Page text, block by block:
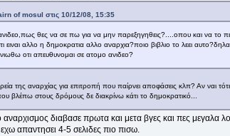
of mosul στις 10/12/08, 15:35
θες να σε πω για να μην παρεξηγηθεις?....οπου και να το
ειναι αλλο η δημοκρατια αλλο αναρχια?ποιο βιβλιο το λεει
οτι απευθυνομαι σε ατομο ανιδεο?
της αναρχίας για επιτροπή που παίρνει αποφάσεις κλπ? Αν ναι
βλέπω στους δρόμους δε διακρίνω κάτι το δημοκρατικό...
αναρχισμος διαβασε πρωτα και μετα βγες και πες
απαντησει 4-5 σελιδες πιο πισω.